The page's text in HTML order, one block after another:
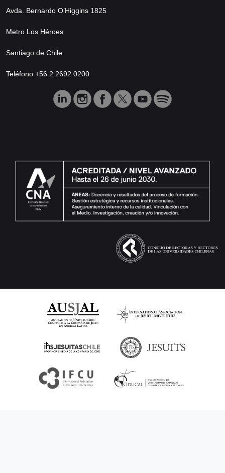
Avda. Bernardo O’Higgins 1825
Metro Los Héroes
Santiago de Chile
Teléfono +56 2 2692 0200